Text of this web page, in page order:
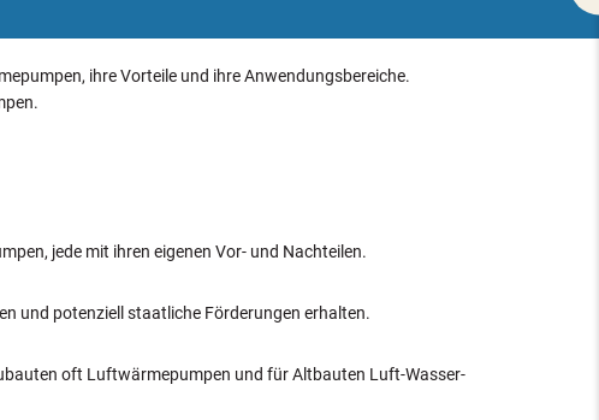
ihre Vorteile und ihre Anwendungsbereiche.
jede mit ihren eigenen Vor- und Nachteilen.
und potenziell staatliche Förderungen erhalten.
oft Luftwärmepumpen und für Altbauten Luft-Wasser-